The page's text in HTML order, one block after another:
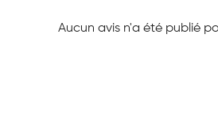
Aucun avis n'a été publié